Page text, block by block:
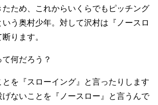
ため、これからいくらでもピッチング
う奥村少年。対して沢村は『ノースロ
ります。
て何だろう？
を『スローイング』と言ったりします
ないことを『ノースロー』と言うんで